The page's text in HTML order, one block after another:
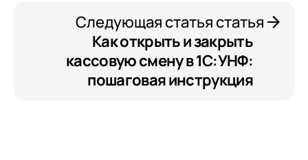
Следующая статья статья
Как открыть и закрыть
кассовую смену в 1С:УНФ:
пошаговая инструкция